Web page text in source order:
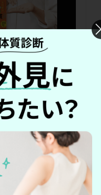
「ノルアドレナリ
ルは抗酸化作用がある
を抑制します。その他
ランス海岸松樹皮エ
をサポートしてくれ